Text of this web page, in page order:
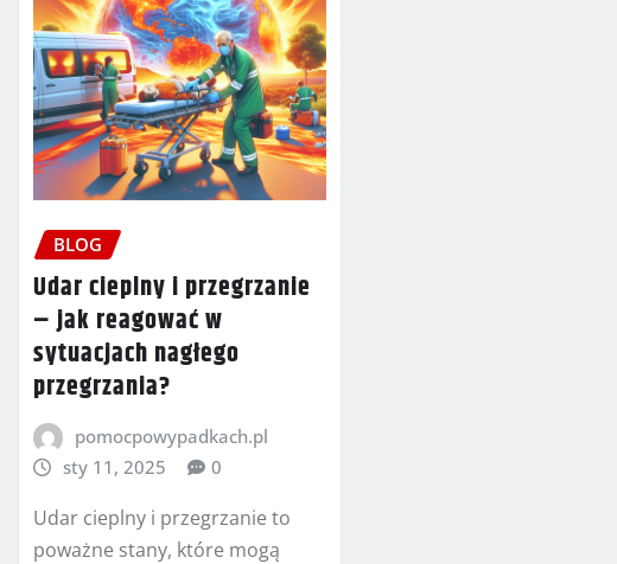
BLOG
Udar cieplny i przegrzanie
– jak reagować w
sytuacjach nagłego
przegrzania?
pomocpowypadkach.pl
sty 11, 2025
0
Udar cieplny i przegrzanie to
poważne stany, które mogą